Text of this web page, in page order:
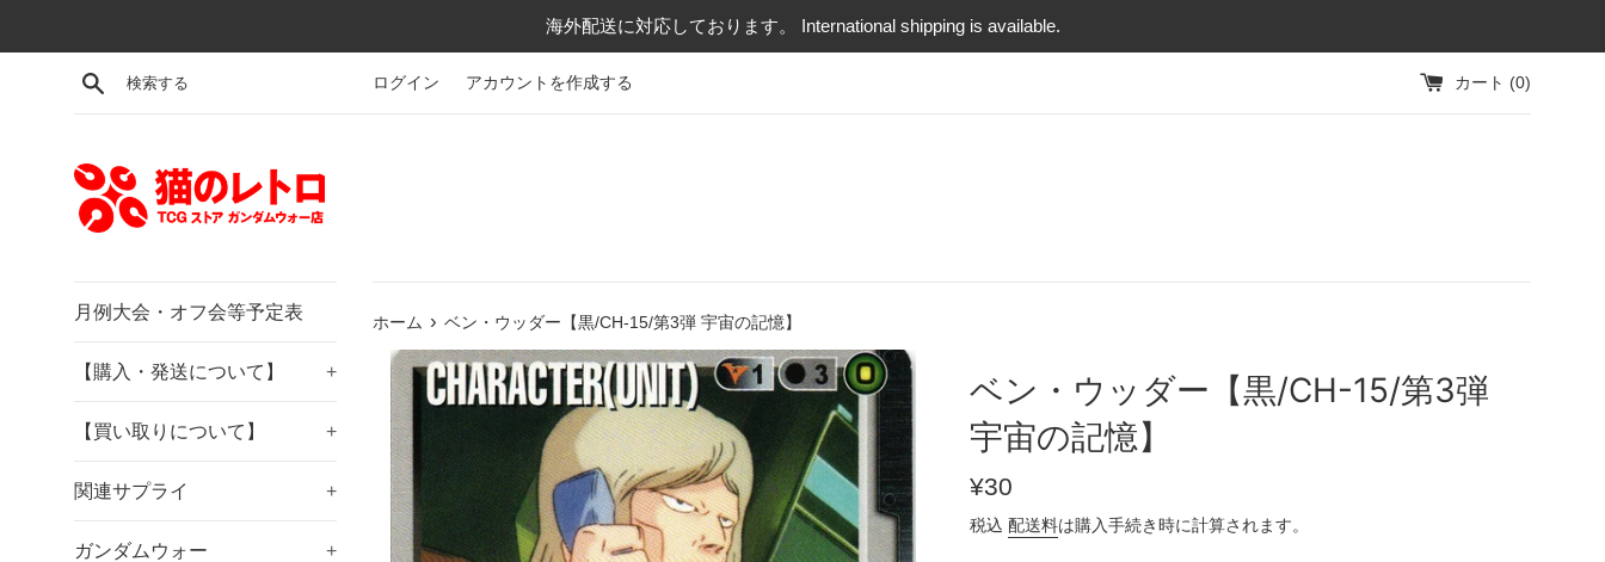
海外配送に対応しております。 International shipping is available.
検索する ログイン アカウントを作成する カート (0)
月例大会・オフ会等予定表
【購入・発送について】 +
【買い取りについて】 +
関連サプライ +
ガンダムウォー +
ホーム › ベン・ウッダー【黒/CH-15/第3弾 宇宙の記憶】
ベン・ウッダー【黒/CH-15/第3弾
宇宙の記憶】
通
価
¥30
税込 配送料は購入手続き時に計算されます。